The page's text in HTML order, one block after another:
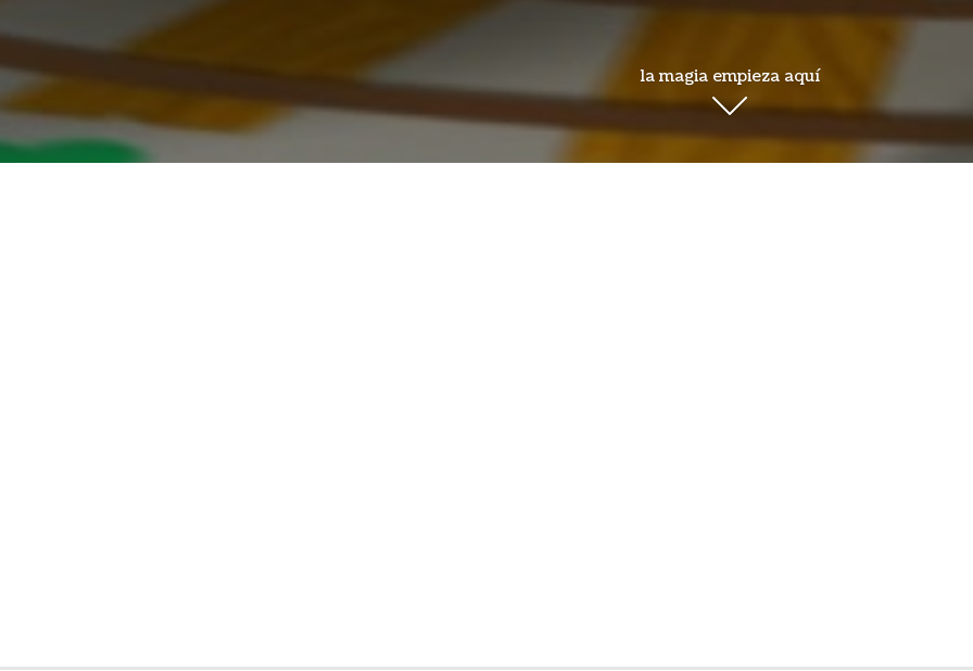
la magia empieza aquí